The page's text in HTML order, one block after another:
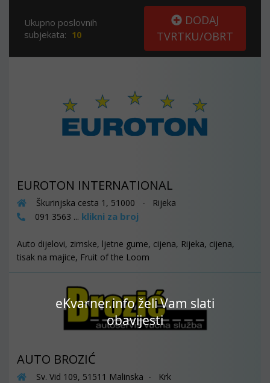
eKvarner.info želi Vam slati
obavijesti
Ukupno poslovnih
subjekata: 10
DODAJ
TVRTKU/OBRT
EUROTON INTERNATIONAL
Škurinjska cesta 1, 51000 - Rijeka
091 3563 ... klikni za broj
Auto dijelovi, zimske, ljetne gume, cijena, Rijeka, cijena,
tisak na majice, Fruit of the Loom
AUTO BROZIĆ
Sv. Vid 109, 51511 Malinska - Krk